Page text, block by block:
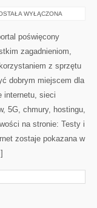
WYŁĄCZONA
poświęcony
zagadnieniom,
z sprzętu
dobrym miejscem dla
internetu, sieci
5G, chmury, hostingu,
na stronie: Testy i
zostaje pokazana w